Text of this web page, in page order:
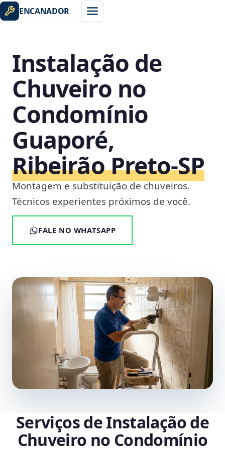
ENCANADOR
Instalação de
Chuveiro no
Condomínio
Guaporé,
Ribeirão Preto‑SP
Montagem e substituição de chuveiros.
Técnicos experientes próximos de você.
FALE NO WHATSAPP
Serviços de Instalação de
Chuveiro no Condomínio